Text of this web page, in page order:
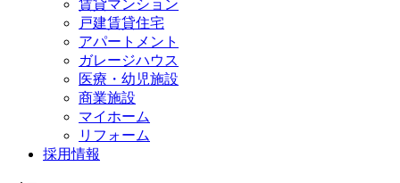
賃貸マンション
戸建賃貸住宅
アパートメント
ガレージハウス
医療・幼児施設
商業施設
マイホーム
リフォーム
採用情報